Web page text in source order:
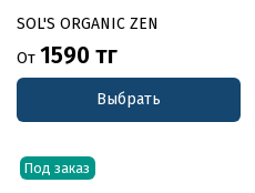
SOL'S ORGANIC ZEN
От 1590 тг
Выбрать
Под заказ